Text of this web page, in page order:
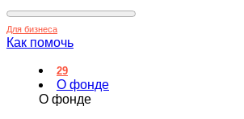
Для бизнеса
Как помочь
29
О фонде
О фонде